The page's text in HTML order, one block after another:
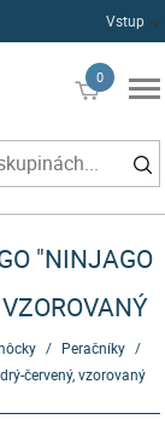
Vstup
0
€0
"NINJAGO
/ Peračníky /
červený, vzorovaný